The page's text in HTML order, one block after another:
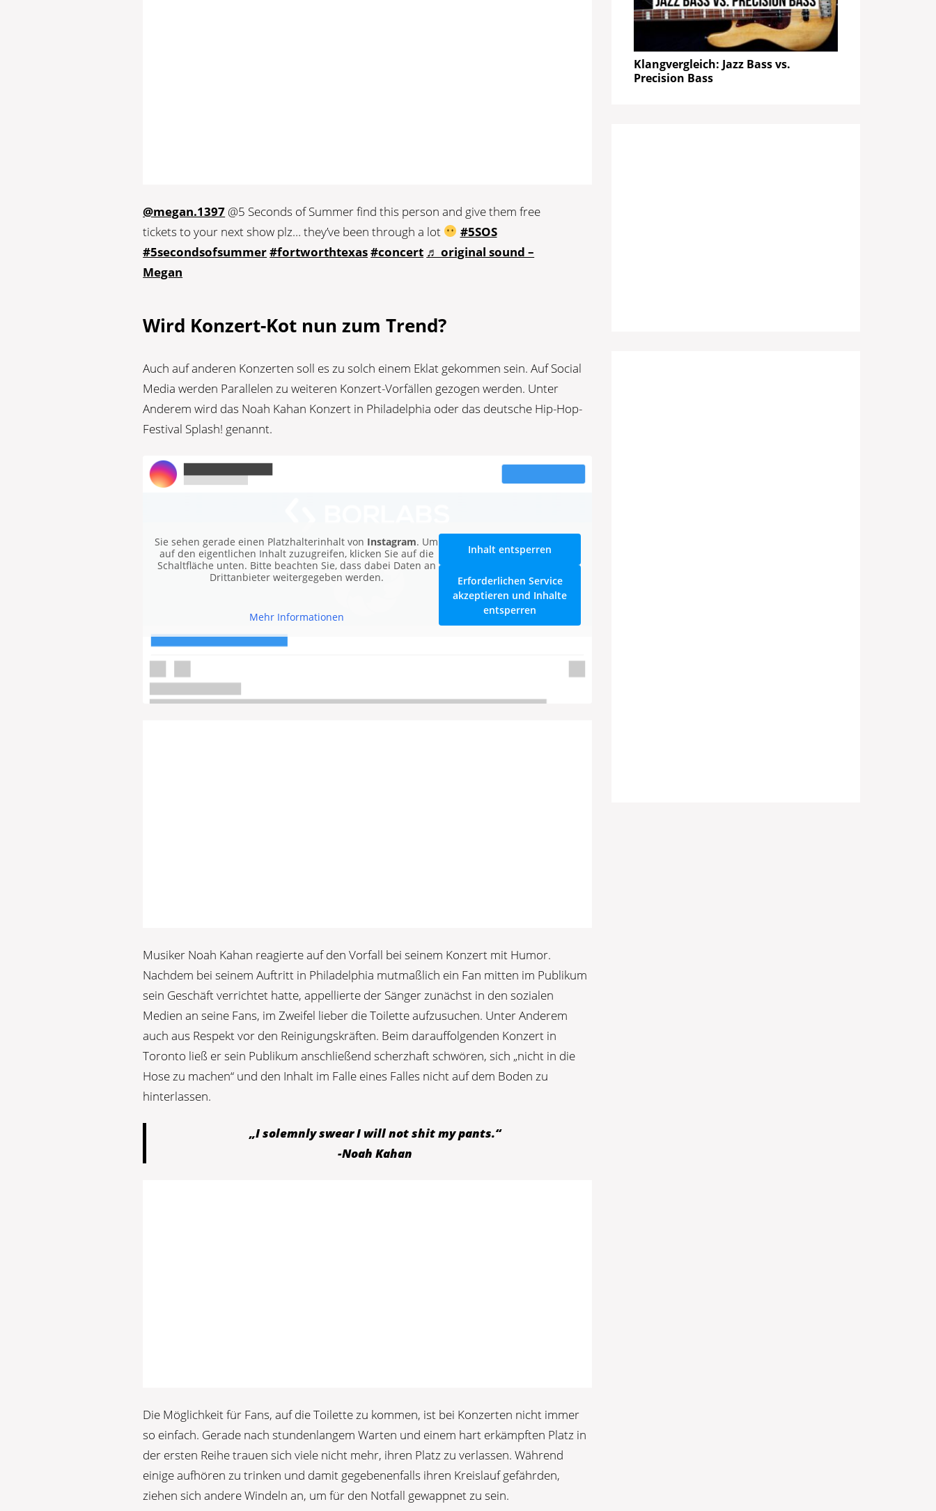
@megan.1397 @5 Seconds of Summer find this person and give them free
tickets to your next show plz… they’ve been through a lot
#5SOS
#5secondsofsummer#fortworthtexas#concert ♬ original sound –
Megan
Wird Konzert-Kot nun zum Trend?
Auch auf anderen Konzerten soll es zu solch einem Eklat gekommen sein. Auf Social
Media werden Parallelen zu weiteren Konzert-Vorfällen gezogen werden. Unter
Anderem wird das Noah Kahan Konzert in Philadelphia oder das deutsche Hip-Hop-
Festival Splash! genannt.
Sie sehen gerade einen Platzhalterinhalt von Instagram. Um
auf den eigentlichen Inhalt zuzugreifen, klicken Sie auf die
Schaltfläche unten. Bitte beachten Sie, dass dabei Daten an
Drittanbieter weitergegeben werden.
Mehr Informationen
Inhalt entsperren
Erforderlichen Service
akzeptieren und Inhalte
entsperren
Musiker Noah Kahan reagierte auf den Vorfall bei seinem Konzert mit Humor.
Nachdem bei seinem Auftritt in Philadelphia mutmaßlich ein Fan mitten im Publikum
sein Geschäft verrichtet hatte, appellierte der Sänger zunächst in den sozialen
Medien an seine Fans, im Zweifel lieber die Toilette aufzusuchen. Unter Anderem
auch aus Respekt vor den Reinigungskräften. Beim darauffolgenden Konzert in
Toronto ließ er sein Publikum anschließend scherzhaft schwören, sich „nicht in die
Hose zu machen“ und den Inhalt im Falle eines Falles nicht auf dem Boden zu
hinterlassen.
„I solemnly swear I will not shit my pants.“
-Noah Kahan
Die Möglichkeit für Fans, auf die Toilette zu kommen, ist bei Konzerten nicht immer
so einfach. Gerade nach stundenlangem Warten und einem hart erkämpften Platz in
der ersten Reihe trauen sich viele nicht mehr, ihren Platz zu verlassen. Während
einige aufhören zu trinken und damit gegebenenfalls ihren Kreislauf gefährden,
ziehen sich andere Windeln an, um für den Notfall gewappnet zu sein.
Klangvergleich: Jazz Bass vs.
Precision Bass